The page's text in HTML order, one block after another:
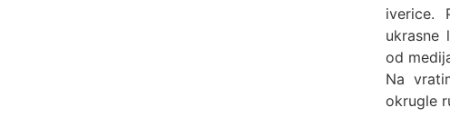
iverice.
ukrasne
od
Na
okrugle